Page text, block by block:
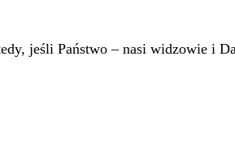
jeśli Państwo – nasi widzowie i